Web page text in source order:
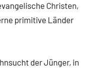
Christen,
primitive Länder
der Jünger, in